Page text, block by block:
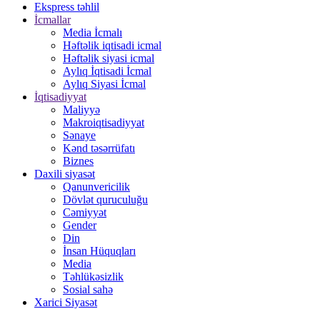
Ekspress təhlil
İcmallar
Media İcmalı
Həftəlik iqtisadi icmal
Həftəlik siyasi icmal
Aylıq İqtisadi İcmal
Aylıq Siyasi İcmal
İqtisadiyyat
Maliyyə
Makroiqtisadiyyat
Sənaye
Kənd təsərrüfatı
Biznes
Daxili siyasət
Qanunvericilik
Dövlət quruculuğu
Cəmiyyət
Gender
Din
İnsan Hüquqları
Media
Təhlükəsizlik
Sosial sahə
Xarici Siyasət